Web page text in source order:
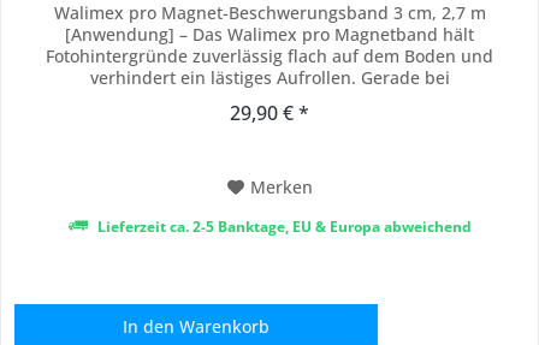
Walimex pro Magnet-Beschwerungsband 3 cm, 2,7 m
[Anwendung] – Das Walimex pro Magnetband hält
Fotohintergründe zuverlässig flach auf dem Boden und
verhindert ein lästiges Aufrollen. Gerade bei
Erscheinungsbild – ideal für professionelle Studioaufnahmen
29,90 € *
Merken
Lieferzeit ca. 2-5 Banktage, EU & Europa abweichend
In den Warenkorb